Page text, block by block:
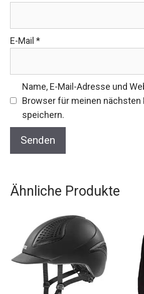
E-Mail *
Name, E-Mail-Adresse und
Browser für meinen nächsten
speichern.
Ähnliche Produkte